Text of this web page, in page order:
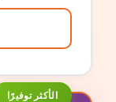
الأكثر توفيرًا